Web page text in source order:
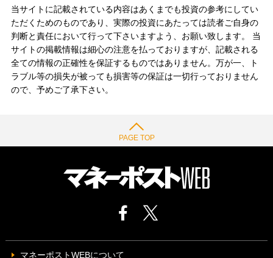
当サイトに記載されている内容はあくまでも投資の参考にしてい
ただくためのものであり、実際の投資にあたっては読者ご自身の
判断と責任において行って下さいますよう、お願い致します。 当
サイトの掲載情報は細心の注意を払っておりますが、記載される
全ての情報の正確性を保証するものではありません。万が一、ト
ラブル等の損失が被っても損害等の保証は一切行っておりません
ので、予めご了承下さい。
PAGE TOP
マネーポストWEBについて